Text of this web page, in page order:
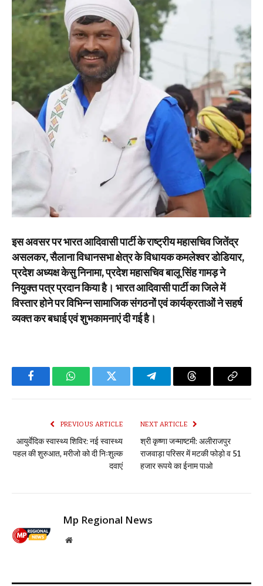
इस अवसर पर भारत आदिवासी पार्टी के राष्ट्रीय महासचिव जितेंद्र
असलकर, सैलाना विधानसभा क्षेत्र के विधायक कमलेश्वर डोडियार,
प्रदेश अध्यक्ष केसु निनामा, प्रदेश महासचिव बालू सिंह गामड़ ने
नियुक्त पत्र प्रदान किया है। भारत आदिवासी पार्टी का जिले में
विस्तार होने पर विभिन्न सामाजिक संगठनों एवं कार्यक्रताओं ने सहर्ष
व्यक्त कर बधाई एवं शुभकामनाएं दी गई है।
FacebookWhatsAppTwitter TelegramThreads Copy
PREVIOUS ARTICLE
आयुर्वेदिक स्वास्थ्य शिविर: नई स्वास्थ्य
पहल की शुरुआत, मरीजो को दी निःशुल्क
दवाएं
NEXT ARTICLE
श्री कृष्णा जन्माष्टमी: अलीराजपुर
राजवाड़ा परिसर में मटकी फोड़ो व 51
हजार रूपये का ईनाम पाओ
Mp Regional News
Website